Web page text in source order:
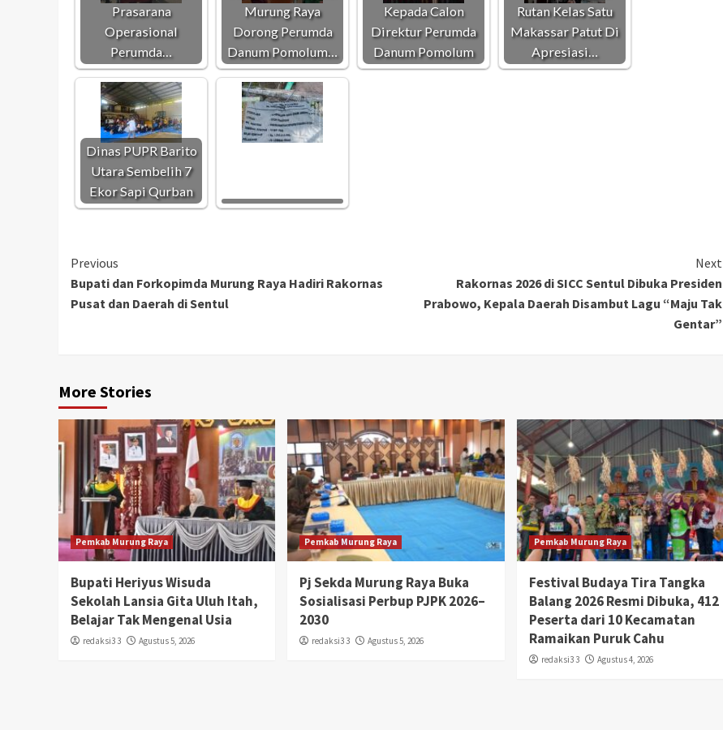
Prasarana
Operasional
Perumda…
Murung Raya
Dorong Perumda
Danum Pomolum…
Kepada Calon
Direktur Perumda
Danum Pomolum
Rutan Kelas Satu
Makassar Patut Di
Apresiasi…
Dinas PUPR Barito
Utara Sembelih 7
Ekor Sapi Qurban
Continue
Reading
Previous
Bupati dan Forkopimda Murung Raya Hadiri Rakornas
Pusat dan Daerah di Sentul
Next
Rakornas 2026 di SICC Sentul Dibuka Presiden
Prabowo, Kepala Daerah Disambut Lagu “Maju Tak
Gentar”
More Stories
Pemkab Murung Raya
Bupati Heriyus Wisuda
Sekolah Lansia Gita Uluh Itah,
Belajar Tak Mengenal Usia
redaksi3 3 Agustus 5, 2026
Pemkab Murung Raya
Pj Sekda Murung Raya Buka
Sosialisasi Perbup PJPK 2026–
2030
redaksi3 3 Agustus 5, 2026
Pemkab Murung Raya
Festival Budaya Tira Tangka
Balang 2026 Resmi Dibuka, 412
Peserta dari 10 Kecamatan
Ramaikan Puruk Cahu
redaksi3 3 Agustus 4, 2026